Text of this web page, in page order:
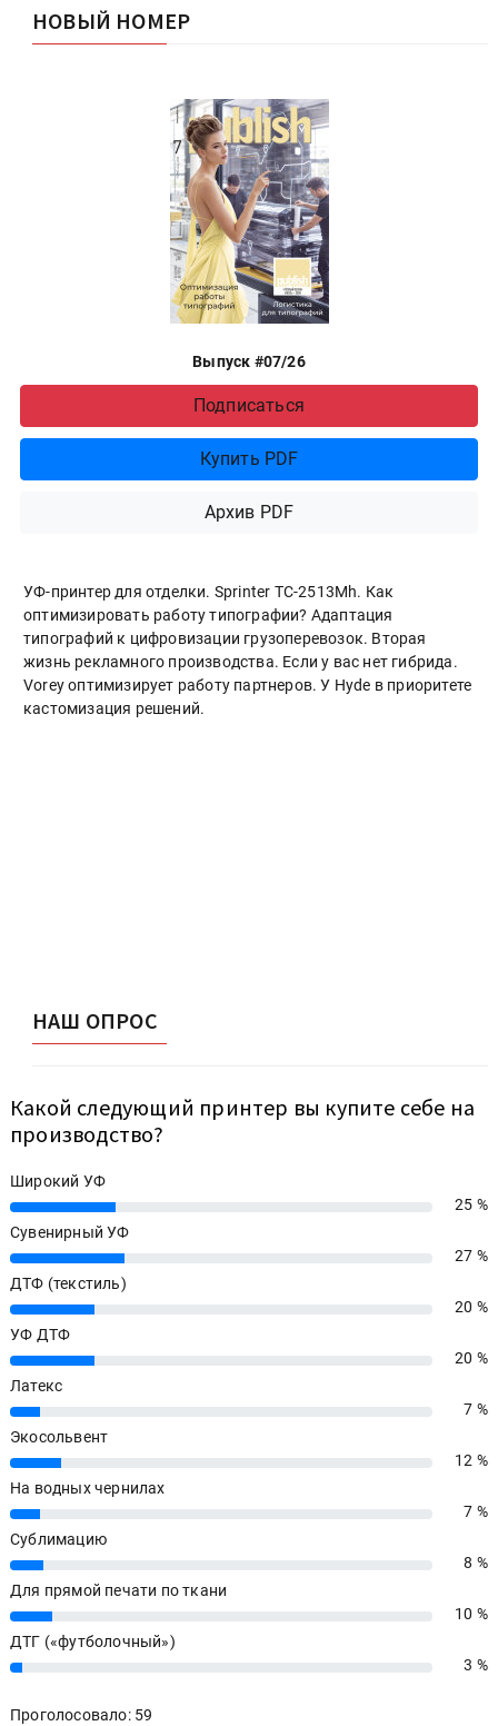
НОВЫЙ НОМЕР
Выпуск #07/26
Подписаться
Купить PDF
Архив PDF
УФ-принтер для отделки. Sprinter ТС-2513Mh. Как
оптимизировать работу типографии? Адаптация
типографий к цифровизации грузоперевозок. Вторая
жизнь рекламного производства. Если у вас нет гибрида.
Vorey оптимизирует работу партнеров. У Hyde в приоритете
кастомизация решений.
НАШ ОПРОС
Какой следующий принтер вы купите себе на
производство?
Широкий УФ
25%
25 %
Сувенирный УФ
27%
27 %
ДТФ (текстиль)
20%
20 %
УФ ДТФ
20%
20 %
Латекс
7%
7 %
Экосольвент
12%
12 %
На водных чернилах
7%
7 %
Сублимацию
8%
8 %
Для прямой печати по ткани
10%
10 %
ДТГ («футболочный»)
3% 3 %
Проголосовало: 59